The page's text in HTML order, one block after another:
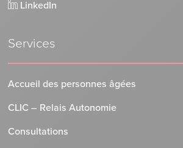
LinkedIn
Services
Accueil des personnes âgées
CLIC – Relais Autonomie
Consultations